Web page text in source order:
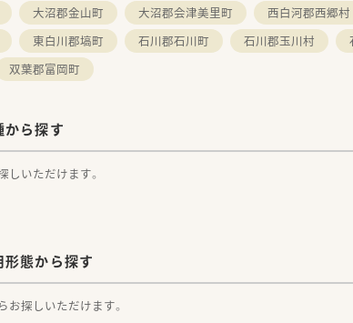
大沼郡金山町 大沼郡会津美里町 西白河郡西郷村
東白川郡塙町 石川郡石川町 石川郡玉川村
双葉郡富岡町
ら探す
いただけます。
態から探す
探しいただけます。